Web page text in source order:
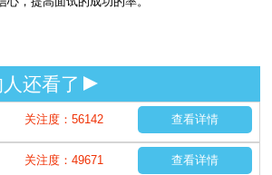
还看了
关注度：56142 查看详情
关注度：49671 查看详情